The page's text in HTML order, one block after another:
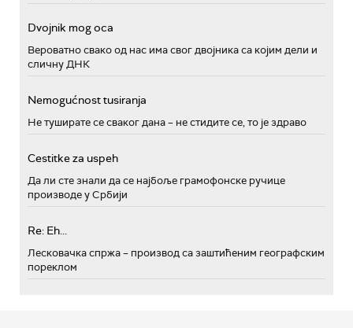
Dvojnik mog oca
Вероватно свако од нас има свог двојника са којим дели и
сличну ДНК
Nemogućnost tusiranja
Не туширате се сваког дана – не стидите се, то је здраво
Cestitke za uspeh
Да ли сте знали да се најбоље грамофонске ручице
производе у Србији
Re: Eh...
Лесковачка спржа – производ са заштићеним географским
пореклом